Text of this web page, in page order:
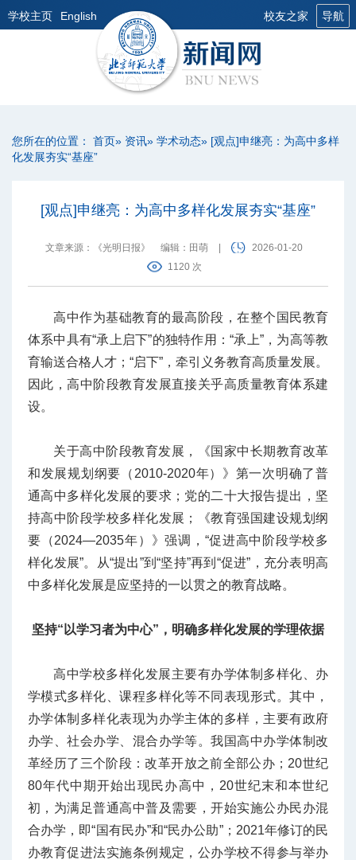
学校主页 English 校友之家 导航
您所在的位置： 首页» 资讯» 学术动态» [观点]申继亮：为高中多样
化发展夯实“基座”
[观点]申继亮：为高中多样化发展夯实“基座”
文章来源：《光明日报》 编辑：田萌
2026-01-20
1120 次
高中作为基础教育的最高阶段，在整个国民教育
体系中具有“承上启下”的独特作用：“承上”，为高等教
育输送合格人才；“启下”，牵引义务教育高质量发展。
因此，高中阶段教育发展直接关乎高质量教育体系建
设。
关于高中阶段教育发展，《国家中长期教育改革
和发展规划纲要（2010-2020年）》第一次明确了普
通高中多样化发展的要求；党的二十大报告提出，坚
持高中阶段学校多样化发展；《教育强国建设规划纲
要（2024—2035年）》强调，“促进高中阶段学校多
样化发展”。从“提出”到“坚持”再到“促进”，充分表明高
中多样化发展是应坚持的一以贯之的教育战略。
坚持“以学习者为中心”，明确多样化发展的学理依据
高中学校多样化发展主要有办学体制多样化、办
学模式多样化、课程多样化等不同表现形式。其中，
办学体制多样化表现为办学主体的多样，主要有政府
办学、社会办学、混合办学等。我国高中办学体制改
革经历了三个阶段：改革开放之前全部公办；20世纪
80年代中期开始出现民办高中，20世纪末和本世纪
初，为满足普通高中普及需要，开始实施公办民办混
合办学，即“国有民办”和“民办公助”；2021年修订的民
办教育促进法实施条例规定，公办学校不得参与举办